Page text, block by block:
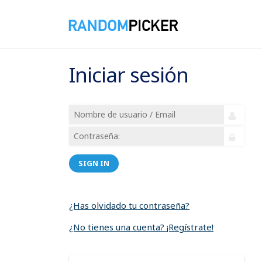
Iniciar sesión
SIGN IN
¿Has olvidado tu contraseña?
¿No tienes una cuenta? ¡Regístrate!